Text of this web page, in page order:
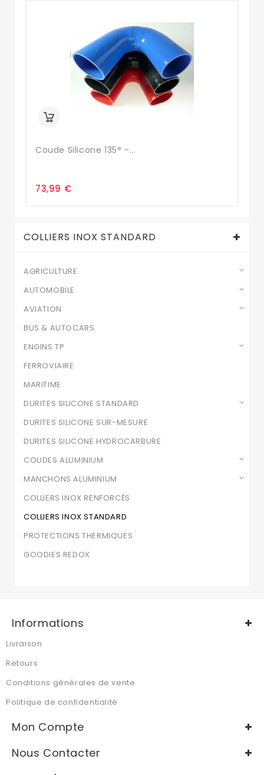
Coude Silicone 135° -...
73,99 €
COLLIERS INOX STANDARD
AGRICULTURE
AUTOMOBILE
AVIATION
BUS & AUTOCARS
ENGINS TP
FERROVIAIRE
MARITIME
DURITES SILICONE STANDARD
DURITES SILICONE SUR-MESURE
DURITES SILICONE HYDROCARBURE
COUDES ALUMINIUM
MANCHONS ALUMINIUM
COLLIERS INOX RENFORCÉS
COLLIERS INOX STANDARD
PROTECTIONS THERMIQUES
GOODIES REDOX
Informations
Livraison
Retours
Conditions générales de vente
Politique de confidentialité
Mon Compte
Nous Contacter